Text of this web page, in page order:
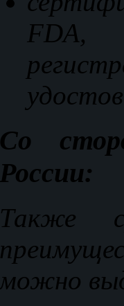
Со
России:
Также
можно